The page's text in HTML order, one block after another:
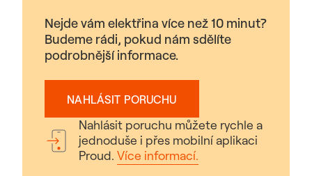
Nejde vám elektřina více než 10 minut?
Budeme rádi, pokud nám sdělíte
podrobnější informace.
NAHLÁSIT PORUCHU
Nahlásit poruchu můžete rychle a
jednoduše i přes mobilní aplikaci
Proud. Více informací.